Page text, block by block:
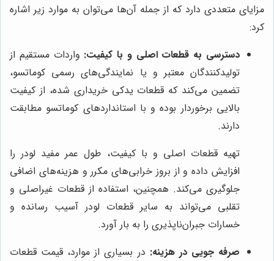
مزایای متعددی دارد که از جمله آن‌ها می‌توان به موارد زیر اشاره
کرد:
دسترسی به قطعات اصلی و با کیفیت: واردات مستقیم از
تولیدکنندگان معتبر و یا نمایندگی‌های رسمی کوماتسو،
تضمین می‌کند که قطعات یدکی خریداری شده، از کیفیت
بالایی برخوردار بوده و با استانداردهای کوماتسو مطابقت
دارند.
تهیه قطعات اصلی و با کیفیت، طول عمر مفید لودر را
افزایش داده و از بروز خرابی‌های مکرر و هزینه‌های اضافی
جلوگیری می‌کند. همچنین، استفاده از قطعات غیراصلی و
تقلبی می‌تواند به سایر قطعات لودر آسیب رسانده و
خسارات جبران‌ناپذیری را به بار آورد.
صرفه جویی در هزینه: در بسیاری از موارد، قیمت قطعات